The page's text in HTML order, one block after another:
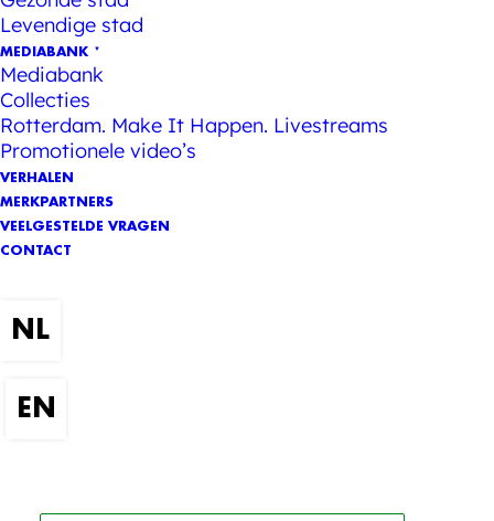
Levendige stad
MEDIABANK
Mediabank
Collecties
Rotterdam. Make It Happen. Livestreams
Promotionele video’s
VERHALEN
MERKPARTNERS
VEELGESTELDE VRAGEN
CONTACT